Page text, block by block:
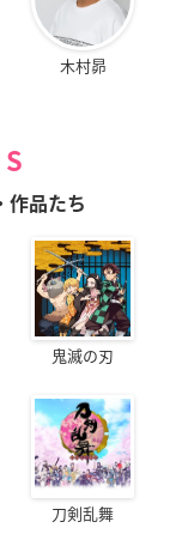
木村昴
作品たち
鬼滅の刃
刀剣乱舞